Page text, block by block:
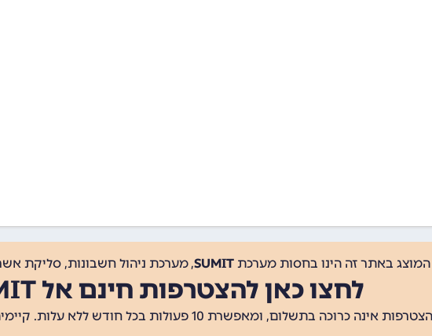
באתר זה הינו בחסות מערכת SUMIT, מערכת ניהול חשבונות, סליקת
לחצו כאן להצטרפות חינם אל SUMIT
אינה כרוכה בתשלום, ומאפשרת 10 פעולות בכל חודש ללא עלות. קיימים גם